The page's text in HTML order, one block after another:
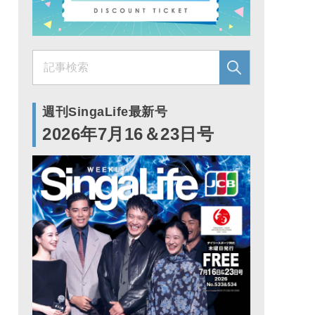
週刊SingaLife最新号
2026年7月16＆23日号